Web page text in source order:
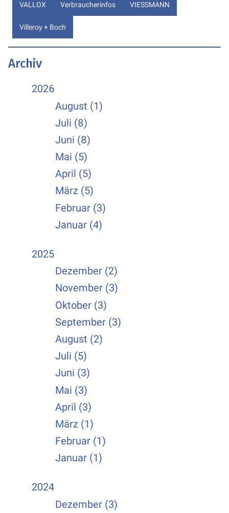
VALLOX Verbraucherinfos VIESSMANN
Villeroy + Boch
Archiv
2026
August (1)
Juli (8)
Juni (8)
Mai (5)
April (5)
März (5)
Februar (3)
Januar (4)
2025
Dezember (2)
November (3)
Oktober (3)
September (3)
August (2)
Juli (5)
Juni (3)
Mai (3)
April (3)
März (1)
Februar (1)
Januar (1)
2024
Dezember (3)